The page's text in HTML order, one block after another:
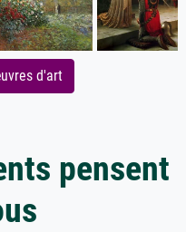
d'art
pensent